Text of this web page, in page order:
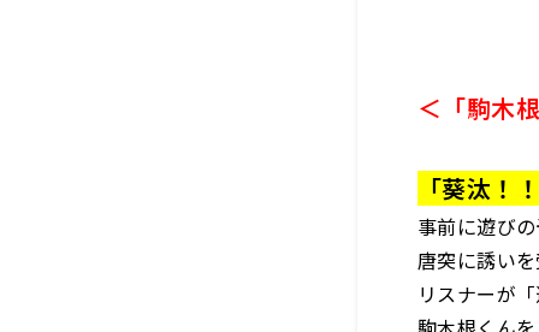
＜「駒木
「葵汰！
事前に遊び
唐突に誘い
リスナーが